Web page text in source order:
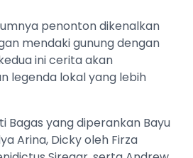
penonton dikenalkan
mendaki gunung dengan
ini cerita akan
legenda lokal yang lebih
Bagas yang diperankan Bayu
Arina, Dicky oleh Firza